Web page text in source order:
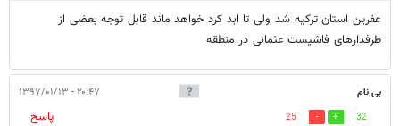
عفرین استان ترکیه شد ولی تا ابد کرد خواهد ماند قابل توجه بعضی از
طرفدارهای فاشیست عثمانی در منطقه
بی نام ۲۰:۴۷ - ۱۳۹۷/۰۱/۱۳
32
25
پاسخ